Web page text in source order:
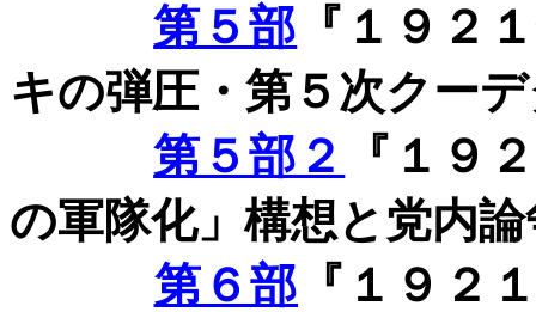
第５部 『１９２
キの弾圧・第５次クー
第５部２
『１９
の軍隊化」構想と党内
第６部 『１９２